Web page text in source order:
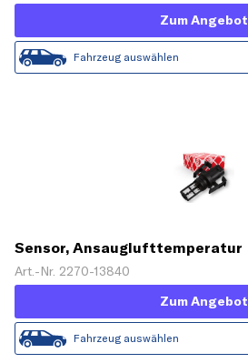
Zum Angebot
Fahrzeug auswählen
Sensor, Ansauglufttemperatur
Art.-Nr. 2270-13840
Zum Angebot
Fahrzeug auswählen